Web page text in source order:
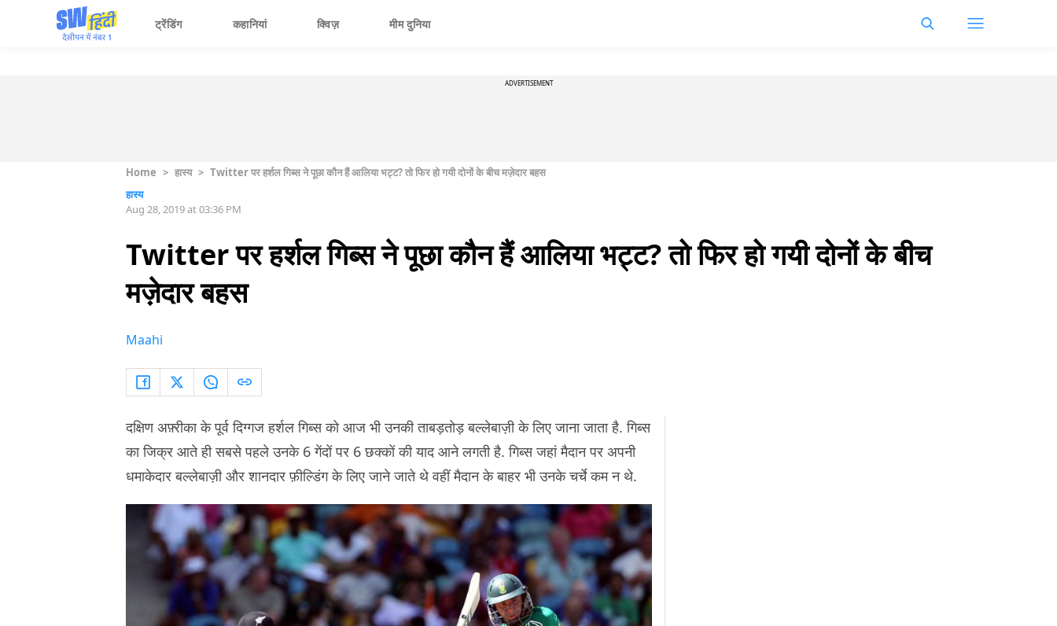
ट्रेंडिंग कहानियां क्विज़ मीम दुनिया
ADVERTISEMENT
Home > हास्य > Twitter पर हर्शल गिब्स ने पूछा कौन हैं आलिया भट्ट? तो फिर हो गयी दोनों के बीच मज़ेदार बहस
हास्य
Aug 28, 2019 at 03:36 PM
Twitter पर हर्शल गिब्स ने पूछा कौन हैं आलिया भट्ट? तो फिर हो गयी दोनों के बीच
मज़ेदार बहस
Maahi
दक्षिण अफ़्रीका के पूर्व दिग्गज हर्शल गिब्स को आज भी उनकी ताबड़तोड़ बल्लेबाज़ी के लिए जाना जाता है. गिब्स
का जिक्र आते ही सबसे पहले उनके 6 गेंदों पर 6 छक्कों की याद आने लगती है. गिब्स जहां मैदान पर अपनी
धमाकेदार बल्लेबाज़ी और शानदार फ़ील्डिंग के लिए जाने जाते थे वहीं मैदान के बाहर भी उनके चर्चे कम न थे.